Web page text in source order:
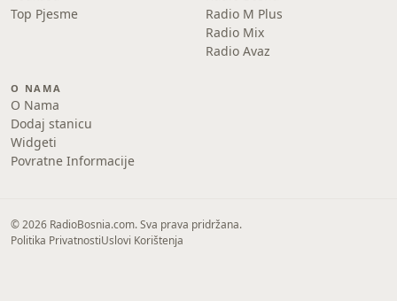
Top Pjesme
Radio M Plus
Radio Mix
Radio Avaz
O NAMA
O Nama
Dodaj stanicu
Widgeti
Povratne Informacije
© 2026 RadioBosnia.com. Sva prava pridržana.
Politika PrivatnostiUslovi Korištenja